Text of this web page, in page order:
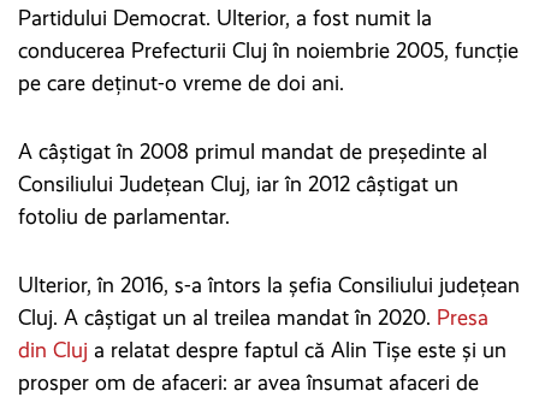
Partidului Democrat. Ulterior, a fost numit la
conducerea Prefecturii Cluj în noiembrie 2005, funcție
pe care deținut-o vreme de doi ani.
A câștigat în 2008 primul mandat de președinte al
Consiliului Județean Cluj, iar în 2012 câștigat un
fotoliu de parlamentar.
Ulterior, în 2016, s-a întors la șefia Consiliului județean
Cluj. A câștigat un al treilea mandat în 2020. Presa
din Cluj a relatat despre faptul că Alin Tișe este și un
prosper om de afaceri: ar avea însumat afaceri de